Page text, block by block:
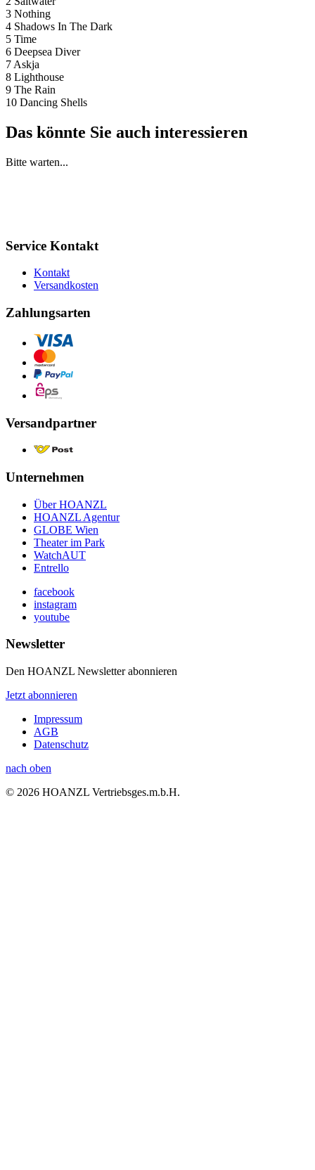
3 Nothing
4 Shadows In The Dark
5 Time
6 Deepsea Diver
7 Askja
8 Lighthouse
9 The Rain
10 Dancing Shells
Das könnte Sie auch interessieren
Bitte warten...
Service Kontakt
Kontakt
Versandkosten
Zahlungsarten
Versandpartner
Unternehmen
Über HOANZL
HOANZL Agentur
GLOBE Wien
Theater im Park
WatchAUT
Entrello
facebook
instagram
youtube
Newsletter
Den HOANZL Newsletter abonnieren
Jetzt abonnieren
Impressum
AGB
Datenschutz
nach oben
© 2026 HOANZL Vertriebsges.m.b.H.